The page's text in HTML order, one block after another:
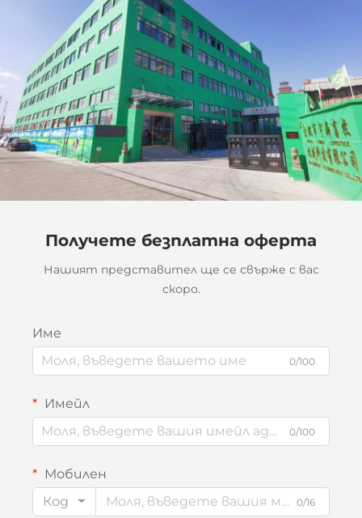
Получете безплатна оферта
Нашият представител ще се свърже с вас
скоро.
Име
0/100
Имейл
0/100
Мобилен
Код
0/16